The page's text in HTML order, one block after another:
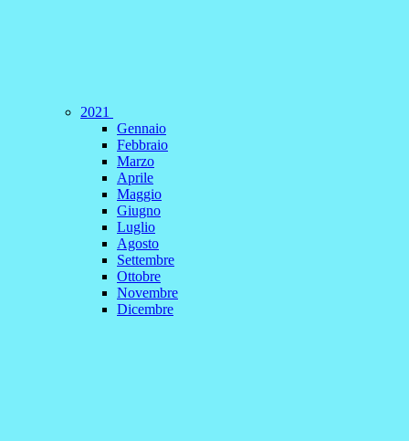
2021
Gennaio
Febbraio
Marzo
Aprile
Maggio
Giugno
Luglio
Agosto
Settembre
Ottobre
Novembre
Dicembre